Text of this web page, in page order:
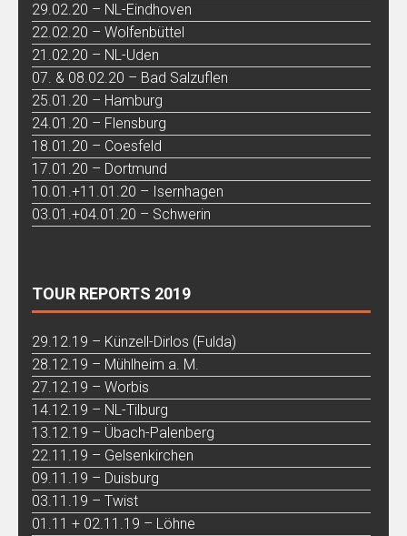
29.02.20 – NL-Eindhoven
22.02.20 – Wolfenbüttel
21.02.20 – NL-Uden
07. & 08.02.20 – Bad Salzuflen
25.01.20 – Hamburg
24.01.20 – Flensburg
18.01.20 – Coesfeld
17.01.20 – Dortmund
10.01.+11.01.20 – Isernhagen
03.01.+04.01.20 – Schwerin
TOUR REPORTS 2019
29.12.19 – Künzell-Dirlos (Fulda)
28.12.19 – Mühlheim a. M.
27.12.19 – Worbis
14.12.19 – NL-Tilburg
13.12.19 – Übach-Palenberg
22.11.19 – Gelsenkirchen
09.11.19 – Duisburg
03.11.19 – Twist
01.11 + 02.11.19 – Löhne